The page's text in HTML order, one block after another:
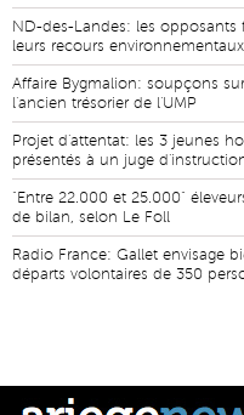
ND-des-Landes: les opposants
leurs recours environnementaux
Affaire Bygmalion: soupçons
l'ancien trésorier de l'UMP
Projet d'attentat: les 3 jeunes
présentés à un juge
"Entre 22.000 et 25.000"
de bilan, selon Le Foll
Radio France: Gallet envisage
départs volontaires de 350